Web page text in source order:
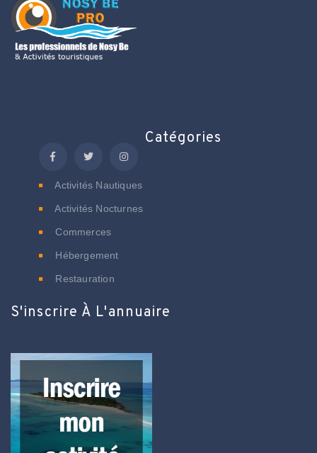
Catégories
Activités Nautiques
Activités Nocturnes
Commerces
Hébergement
Restauration
S'inscrire À L'annuaire